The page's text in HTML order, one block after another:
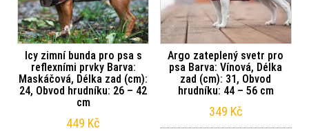
Icy zimní bunda pro psa s
reflexními prvky Barva:
Maskáčová, Délka zad (cm):
24, Obvod hrudníku: 26 – 42
cm
449 Kč
Argo zateplený svetr pro
psa Barva: Vínová, Délka
zad (cm): 31, Obvod
hrudníku: 44 – 56 cm
349 Kč